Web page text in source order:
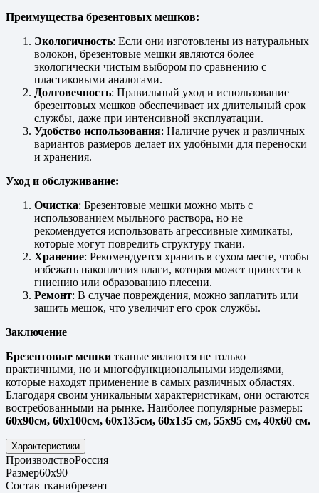
Преимущества брезентовых мешков:
Экологичность: Если они изготовлены из натуральных
волокон, брезентовые мешки являются более
экологически чистым выбором по сравнению с
пластиковыми аналогами.
Долговечность: Правильный уход и использование
брезентовых мешков обеспечивает их длительный срок
службы, даже при интенсивной эксплуатации.
Удобство использования: Наличие ручек и различных
вариантов размеров делает их удобными для переноски
и хранения.
Уход и обслуживание:
Очистка: Брезентовые мешки можно мыть с
использованием мыльного раствора, но не
рекомендуется использовать агрессивные химикаты,
которые могут повредить структуру ткани.
Хранение: Рекомендуется хранить в сухом месте, чтобы
избежать накопления влаги, которая может привести к
гниению или образованию плесени.
Ремонт: В случае повреждения, можно заплатить или
зашить мешок, что увеличит его срок службы.
Заключение
Брезентовые мешки тканые являются не только
практичными, но и многофункциональными изделиями,
которые находят применение в самых различных областях.
Благодаря своим уникальным характеристикам, они остаются
востребованными на рынке. Наиболее популярные размеры:
60х90см, 60х100см, 60х135см, 60х135 см, 55х95 см, 40х60 см.
Характеристики
ПроизводствоРоссия
Размер60х90
Состав тканибрезент